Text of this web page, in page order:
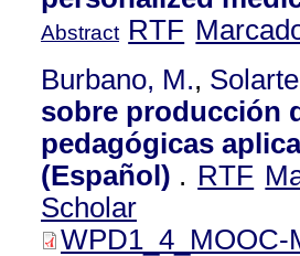
Abstract RTF
Burbano, M.,
sobre producción
pedagógicas
(Español) . RTF
Scholar
WPD1_4_MOOC-